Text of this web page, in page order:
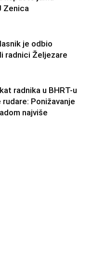
Zenica
je odbio
radnici Željezare
radnika u BHRT-u
Ponižavanje
najviše